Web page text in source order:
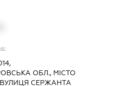
ОБЛ., МІСТО
ВУЛИЦЯ СЕРЖАНТА